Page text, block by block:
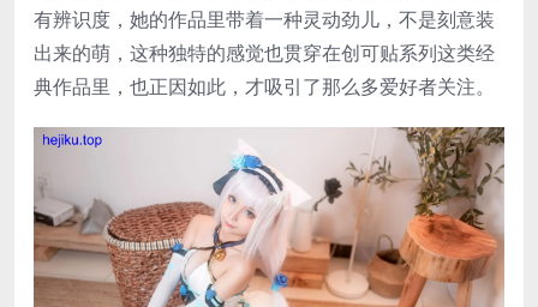
有辨识度，她的作品里带着一种灵动劲儿，不是刻意装
出来的萌，这种独特的感觉也贯穿在创可贴系列这类经
典作品里，也正因如此，才吸引了那么多爱好者关注。